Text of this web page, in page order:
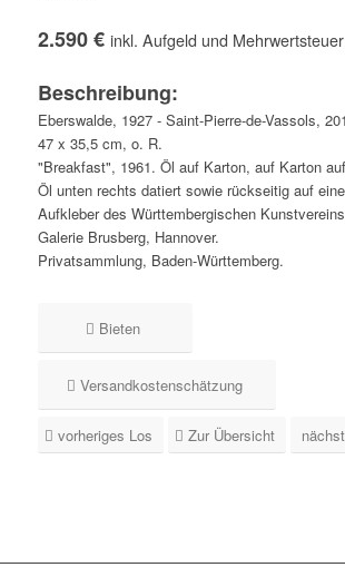
2.590 € inkl. Aufgeld und Mehrwertsteuer
Beschreibung:
Eberswalde, 1927 - Saint-Pierre-de-Vassols,
47 x 35,5 cm, o. R.
"Breakfast", 1961. Öl auf Karton, auf Karton
Öl unten rechts datiert sowie rückseitig auf
Aufkleber des Württembergischen
Galerie Brusberg, Hannover.
Privatsammlung, Baden-Württemberg.
Bieten
Versandkostenschätzung
vorheriges Los Zur Übersicht